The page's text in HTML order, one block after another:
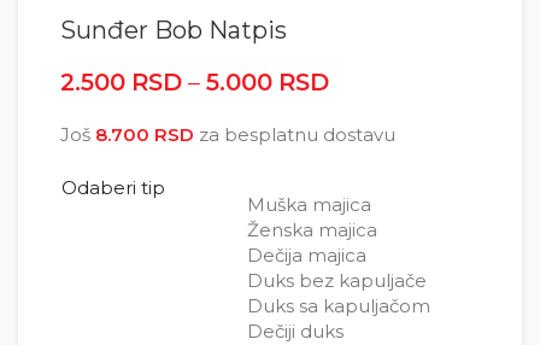
Sunđer Bob Natpis
2.500 RSD – 5.000 RSD
5.000 RSD
Još 8.700 RSD za besplatnu dostavu
Odaberi tip
Muška majica
Ženska majica
Dečija majica
Duks bez kapuljače
Duks sa kapuljačom
Dečiji duks